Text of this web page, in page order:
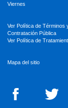
Viernes
Ver Política de Términos
Contratación Pública
Ver Política de
Mapa del sitio